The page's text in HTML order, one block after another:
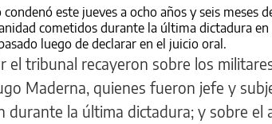
este jueves a ocho años y seis meses
cometidos durante la última dictadura en
luego de declarar en el juicio oral.
el tribunal recayeron sobre los
Maderna, quienes fueron jefe y
durante la última dictadura; y sobre el